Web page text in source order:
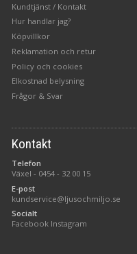
Kundtjänst / Kontakt
Hur handlar jag?
Köpvillkor
Reklamation och retur
Policy och cookies
Elkostnad belysning
Frågor & Svar
Kontakt
Telefon
Växel - 0454 - 32 00 15
E-post
kundservice@ljusochmiljo.se
Socialt
Facebook Instagram